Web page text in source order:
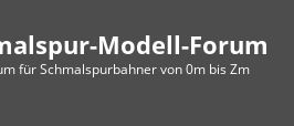
Modell-Forum
für Schmalspurbahner von 0m bis Zm